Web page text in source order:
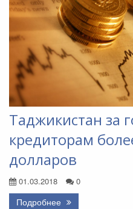
Таджикистан за
кредиторам
долларов
01.03.2018 0
Подробнее